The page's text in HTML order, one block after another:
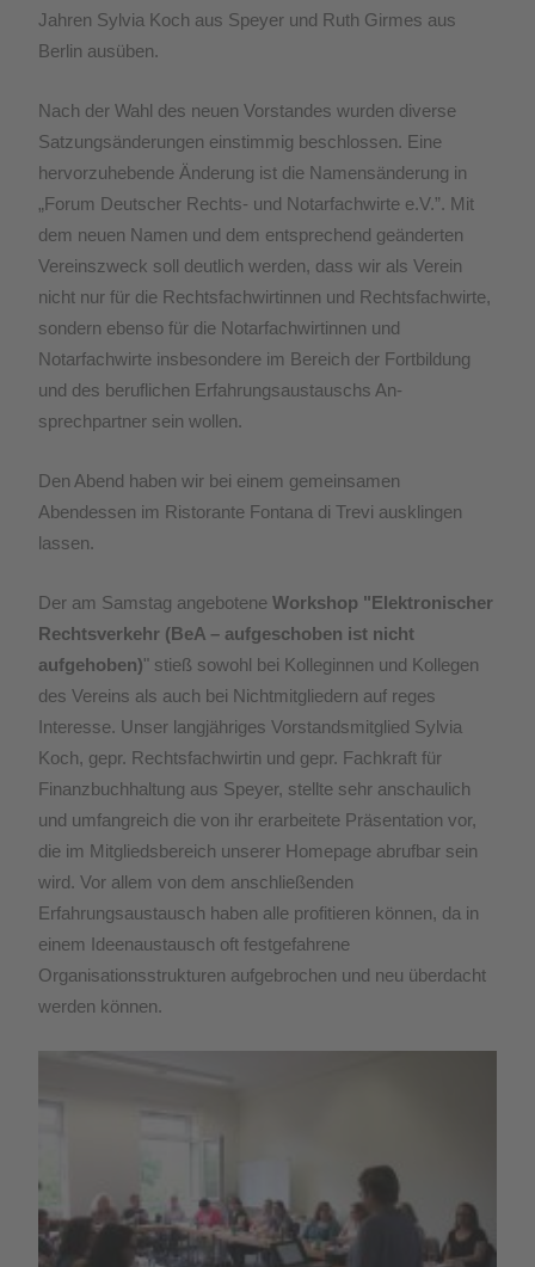
Jahren Sylvia Koch aus Speyer und Ruth Girmes aus
Berlin ausüben.
Nach der Wahl des neuen Vorstandes wurden diverse
Satzungsänderungen einstimmig beschlossen. Eine
hervorzuhebende Änderung ist die Namensänderung in
„Forum Deutscher Rechts- und Notarfachwirte e.V.”. Mit
dem neuen Namen und dem entsprechend geänder­ten
Vereinszweck soll deutlich werden, dass wir als Verein
nicht nur für die Rechtsfachwir­tinnen und Rechtsfachwirte,
sondern ebenso für die Notarfachwirtinnen und
Notarfachwirte insbesondere im Bereich der Fortbildung
und des beruflichen Erfahrungsaustauschs An­
sprechpartner sein wollen.
Den Abend haben wir bei einem gemeinsamen
Abendessen im Ristorante Fontana di Trevi ausklingen
lassen.
Der am Samstag angebotene Workshop "Elektronischer
Rechtsverkehr (BeA – aufgeschoben ist nicht
aufgehoben)" stieß sowohl bei Kolleginnen und Kollegen
des Vereins als auch bei Nichtmitgliedern auf reges
Interesse. Unser langjähriges Vorstandsmitglied Sylvia
Koch, gepr. Rechtsfachwirtin und gepr. Fachkraft für
Finanzbuchhaltung aus Speyer, stellte sehr anschaulich
und umfangreich die von ihr erarbeitete Präsentation vor,
die im Mitgliedsbereich unserer Homepage abrufbar sein
wird. Vor allem von dem anschließenden
Erfahrungsaustausch haben alle profitieren können, da in
einem Ideenaustausch oft festgefahrene
Organisationsstrukturen aufgebrochen und neu überdacht
werden können.